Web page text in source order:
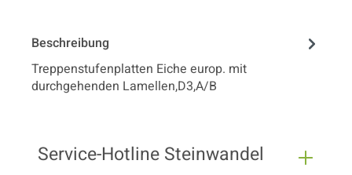
Beschreibung
Treppenstufenplatten Eiche europ. mit
durchgehenden Lamellen,D3,A/B
Service-Hotline Steinwandel